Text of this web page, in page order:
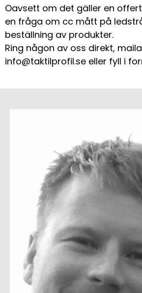
Oavsett om det gäller en
en fråga om cc mått på
beställning av produkter.
Ring någon av oss direkt,
info@taktilprofil.se eller fyll i